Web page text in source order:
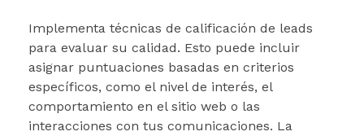
Implementa técnicas de calificación de leads
para evaluar su calidad. Esto puede incluir
asignar puntuaciones basadas en criterios
específicos, como el nivel de interés, el
comportamiento en el sitio web o las
interacciones con tus comunicaciones. La